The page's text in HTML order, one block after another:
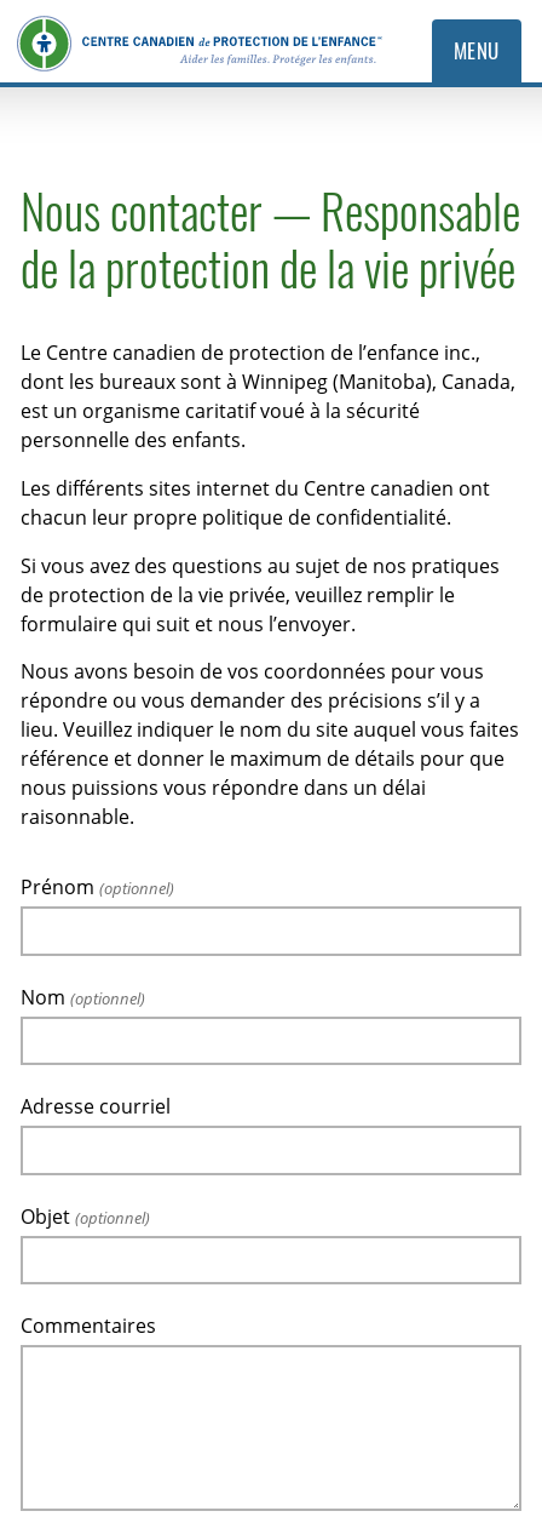
MENU
Nous contacter — Responsable
de la protection de la vie privée
Le Centre canadien de protection de l’enfance inc.,
dont les bureaux sont à Winnipeg (Manitoba), Canada,
est un organisme caritatif voué à la sécurité
personnelle des enfants.
Les différents sites internet du Centre canadien ont
chacun leur propre politique de confidentialité.
Si vous avez des questions au sujet de nos pratiques
de protection de la vie privée, veuillez remplir le
formulaire qui suit et nous l’envoyer.
Nous avons besoin de vos coordonnées pour vous
répondre ou vous demander des précisions s’il y a
lieu. Veuillez indiquer le nom du site auquel vous faites
référence et donner le maximum de détails pour que
nous puissions vous répondre dans un délai
raisonnable.
Prénom(optionnel)
Nom(optionnel)
Adresse courriel
Objet(optionnel)
Commentaires